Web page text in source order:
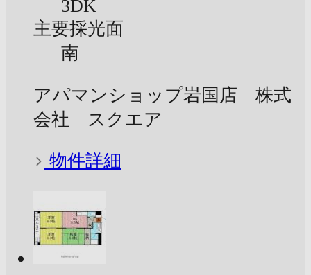
3DK
主要採光面
南
アパマンショップ岩国店 株式
会社 スクエア
物件詳細